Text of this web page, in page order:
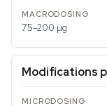
75–200 µg
Modifications